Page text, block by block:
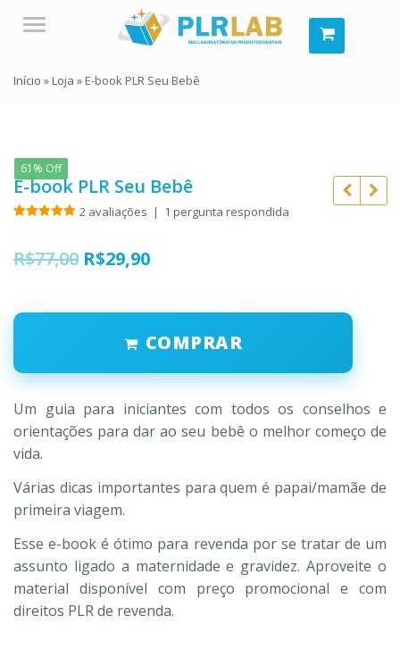
Menu
Início »Loja » E-book PLR Seu Bebê
61% Off
E-book PLR Seu Bebê
de 5, com
baseado
2 avaliações | 1 pergunta respondida
R$77,00 O
original
R$77,00.
R$29,90O
atual
é:
R$29,90.
COMPRAR
Um guia para iniciantes com todos os conselhos e
orientações para dar ao seu bebê o melhor começo de
vida.
Várias dicas importantes para quem é papai/mamãe de
primeira viagem.
Esse e-book é ótimo para revenda por se tratar de um
assunto ligado a maternidade e gravidez. Aproveite o
material disponível com preço promocional e com
direitos PLR de revenda.